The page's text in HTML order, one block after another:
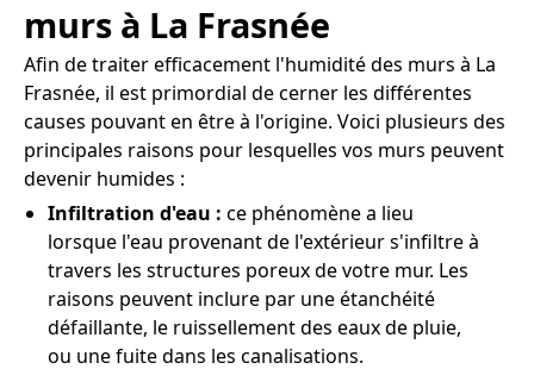
murs à La Frasnée
Afin de traiter efficacement l'humidité des murs à La
Frasnée, il est primordial de cerner les différentes
causes pouvant en être à l'origine. Voici plusieurs des
principales raisons pour lesquelles vos murs peuvent
devenir humides :
Infiltration d'eau : ce phénomène a lieu
lorsque l'eau provenant de l'extérieur s'infiltre à
travers les structures poreux de votre mur. Les
raisons peuvent inclure par une étanchéité
défaillante, le ruissellement des eaux de pluie,
ou une fuite dans les canalisations.